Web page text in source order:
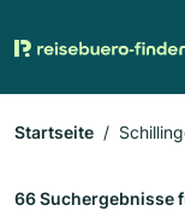
Startseite
66 Suchergebnisse